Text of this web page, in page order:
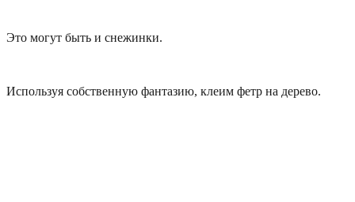
Это могут быть и снежинки.
Используя собственную фантазию, клеим фетр на дерево.